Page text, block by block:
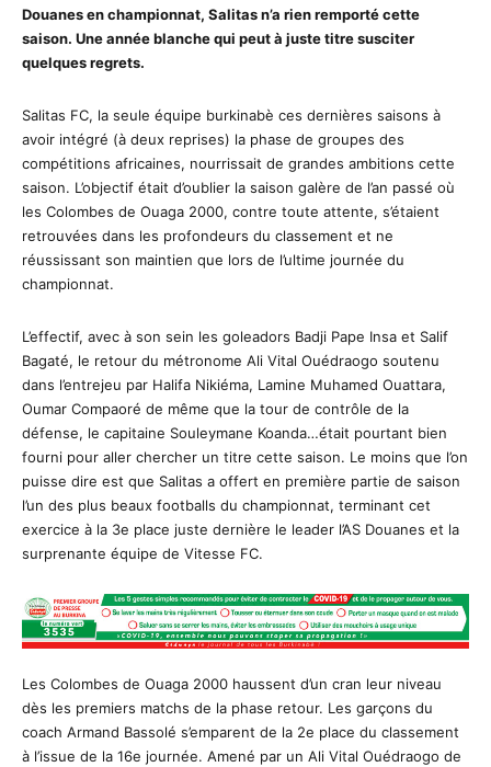
Douanes en championnat, Salitas n’a rien remporté cette
saison. Une année blanche qui peut à juste titre susciter
quelques regrets.
Salitas FC, la seule équipe burkinabè ces dernières saisons à
avoir intégré (à deux reprises) la phase de groupes des
compétitions africaines, nourrissait de grandes ambitions cette
saison. L’objectif était d’oublier la saison galère de l’an passé où
les Colombes de Ouaga 2000, contre toute attente, s’étaient
retrouvées dans les profondeurs du classement et ne
réussissant son maintien que lors de l’ultime journée du
championnat.
L’effectif, avec à son sein les goleadors Badji Pape Insa et Salif
Bagaté, le retour du métronome Ali Vital Ouédraogo soutenu
dans l’entrejeu par Halifa Nikiéma, Lamine Muhamed Ouattara,
Oumar Compaoré de même que la tour de contrôle de la
défense, le capitaine Souleymane Koanda…était pourtant bien
fourni pour aller chercher un titre cette saison. Le moins que l’on
puisse dire est que Salitas a offert en première partie de saison
l’un des plus beaux footballs du championnat, terminant cet
exercice à la 3e place juste dernière le leader l’AS Douanes et la
surprenante équipe de Vitesse FC.
Les Colombes de Ouaga 2000 haussent d’un cran leur niveau
dès les premiers matchs de la phase retour. Les garçons du
coach Armand Bassolé s’emparent de la 2e place du classement
à l’issue de la 16e journée. Amené par un Ali Vital Ouédraogo de